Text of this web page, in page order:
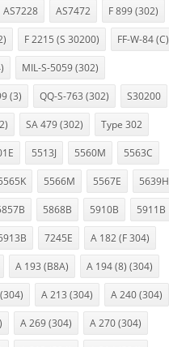
AS7228 AS7472 F 899 (302)
F 2215 (S 30200) FF-W-84 (C)
MIL-S-5059 (302)
(3) QQ-S-763 (302) S30200
SA 479 (302) Type 302
5513J 5560M 5563C
5566M 5567E 5639H
5868B 5910B 5911B
7245E A 182 (F 304)
A 193 (B8A) A 194 (8) (304)
A 213 (304) A 240 (304)
A 269 (304) A 270 (304)